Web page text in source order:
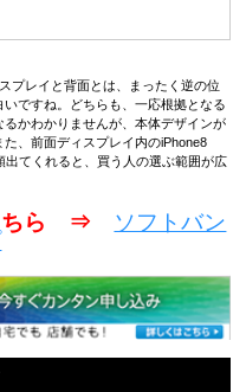
プレイと背面とは、まったく逆の位
ですね。どちらも、一応根拠となる
かわかりませんが、本体デザインが
、前面ディスプレイ内のiPhone8
出てくれると、買う人の選ぶ範囲が広
ちら ⇒ ソフトバン